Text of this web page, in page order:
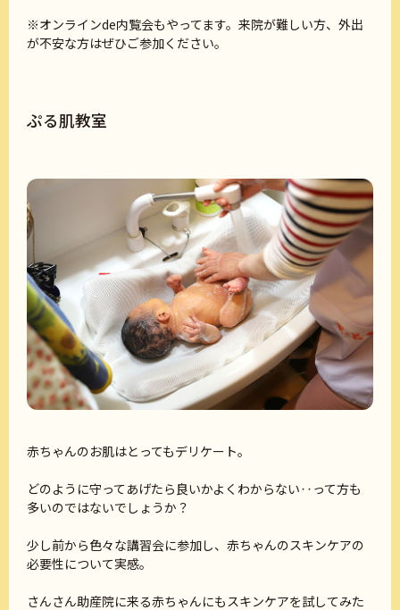
※オンラインde内覧会もやってます。来院が難しい方、外出
が不安な方はぜひご参加ください。
ぷる肌教室
赤ちゃんのお肌はとってもデリケート。
どのように守ってあげたら良いかよくわからない‥って方も
多いのではないでしょうか？
少し前から色々な講習会に参加し、赤ちゃんのスキンケアの
必要性について実感。
さんさん助産院に来る赤ちゃんにもスキンケアを試してみた